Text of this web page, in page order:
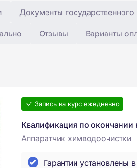
Документы государственного
Отзывы Варианты
Запись на курс ежедневно
Квалификация по окончании
Аппаратчик химводоочистки
Гарантии установлены в